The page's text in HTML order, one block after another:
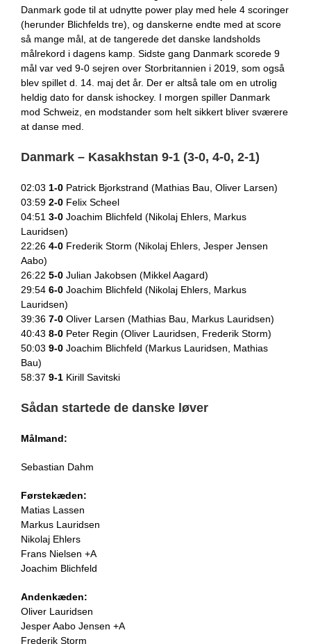
Danmark gode til at udnytte power play med hele 4 scoringer
(herunder Blichfelds tre), og danskerne endte med at score
så mange mål, at de tangerede det danske landsholds
målrekord i dagens kamp. Sidste gang Danmark scorede 9
mål var ved 9-0 sejren over Storbritannien i 2019, som også
blev spillet d. 14. maj det år. Der er altså tale om en utrolig
heldig dato for dansk ishockey. I morgen spiller Danmark
mod Schweiz, en modstander som helt sikkert bliver sværere
at danse med.
Danmark – Kasakhstan 9-1 (3-0, 4-0, 2-1)
02:03 1-0 Patrick Bjorkstrand (Mathias Bau, Oliver Larsen)
03:59 2-0 Felix Scheel
04:51 3-0 Joachim Blichfeld (Nikolaj Ehlers, Markus
Lauridsen)
22:26 4-0 Frederik Storm (Nikolaj Ehlers, Jesper Jensen
Aabo)
26:22 5-0 Julian Jakobsen (Mikkel Aagard)
29:54 6-0 Joachim Blichfeld (Nikolaj Ehlers, Markus
Lauridsen)
39:36 7-0 Oliver Larsen (Mathias Bau, Markus Lauridsen)
40:43 8-0 Peter Regin (Oliver Lauridsen, Frederik Storm)
50:03 9-0 Joachim Blichfeld (Markus Lauridsen, Mathias
Bau)
58:37 9-1 Kirill Savitski
Sådan startede de danske løver
Målmand:
Sebastian Dahm
Førstekæden:
Matias Lassen
Markus Lauridsen
Nikolaj Ehlers
Frans Nielsen +A
Joachim Blichfeld
Andenkæden:
Oliver Lauridsen
Jesper Aabo Jensen +A
Frederik Storm